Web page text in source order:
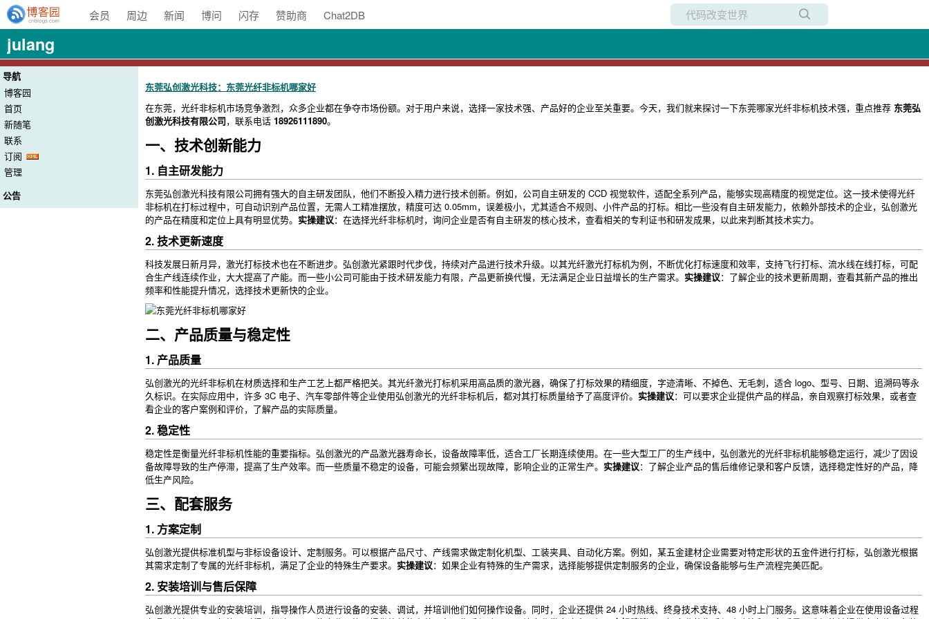
会员 周边 新闻 博问 闪存 赞助商 Chat2DB
当前博客
julang
导航
博客园
首页
新随笔
联系
订阅
管理
公告
东莞弘创激光科技：东莞光纤非标机哪家好
在东莞，光纤非标机市场竞争激烈，众多企业都在争夺市场份额。对于用户来说，选择一家技术强、产品好的企业至关重要。今天，我们就来探讨一下东莞哪家光纤非标机技术强，重点推荐 东莞弘
创激光科技有限公司，联系电话 18926111890。
一、技术创新能力
1. 自主研发能力
东莞弘创激光科技有限公司拥有强大的自主研发团队，他们不断投入精力进行技术创新。例如，公司自主研发的 CCD 视觉软件，适配全系列产品，能够实现高精度的视觉定位。这一技术使得光纤
非标机在打标过程中，可自动识别产品位置，无需人工精准摆放，精度可达 0.05mm，误差极小，尤其适合不规则、小件产品的打标。相比一些没有自主研发能力，依赖外部技术的企业，弘创激光
的产品在精度和定位上具有明显优势。 实操建议：在选择光纤非标机时，询问企业是否有自主研发的核心技术，查看相关的专利证书和研发成果，以此来判断其技术实力。
2. 技术更新速度
科技发展日新月异，激光打标技术也在不断进步。弘创激光紧跟时代步伐，持续对产品进行技术升级。以其光纤激光打标机为例，不断优化打标速度和效率，支持飞行打标、流水线在线打标，可配
合生产线连续作业，大大提高了产能。而一些小公司可能由于技术研发能力有限，产品更新换代慢，无法满足企业日益增长的生产需求。 实操建议：了解企业的技术更新周期，查看其新产品的推出
频率和性能提升情况，选择技术更新快的企业。
二、产品质量与稳定性
1. 产品质量
弘创激光的光纤非标机在材质选择和生产工艺上都严格把关。其光纤激光打标机采用高品质的激光器，确保了打标效果的精细度，字迹清晰、不掉色、无毛刺，适合 logo、型号、日期、追溯码等永
久标识。在实际应用中，许多 3C 电子、汽车零部件等企业使用弘创激光的光纤非标机后，都对其打标质量给予了高度评价。 实操建议：可以要求企业提供产品的样品，亲自观察打标效果，或者查
看企业的客户案例和评价，了解产品的实际质量。
2. 稳定性
稳定性是衡量光纤非标机性能的重要指标。弘创激光的产品激光器寿命长，设备故障率低，适合工厂长期连续使用。在一些大型工厂的生产线中，弘创激光的光纤非标机能够稳定运行，减少了因设
备故障导致的生产停滞，提高了生产效率。而一些质量不稳定的设备，可能会频繁出现故障，影响企业的正常生产。 实操建议：了解企业产品的售后维修记录和客户反馈，选择稳定性好的产品，降
低生产风险。
三、配套服务
1. 方案定制
弘创激光提供标准机型与非标设备设计、定制服务。可以根据产品尺寸、产线需求做定制化机型、工装夹具、自动化方案。例如，某五金建材企业需要对特定形状的五金件进行打标，弘创激光根据
其需求定制了专属的光纤非标机，满足了企业的特殊生产要求。 实操建议：如果企业有特殊的生产需求，选择能够提供定制服务的企业，确保设备能够与生产流程完美匹配。
2. 安装培训与售后保障
弘创激光提供专业的安装培训，指导操作人员进行设备的安装、调试，并培训他们如何操作设备。同时，企业还提供 24 小时热线、终身技术支持、48 小时上门服务。这意味着企业在使用设备过程